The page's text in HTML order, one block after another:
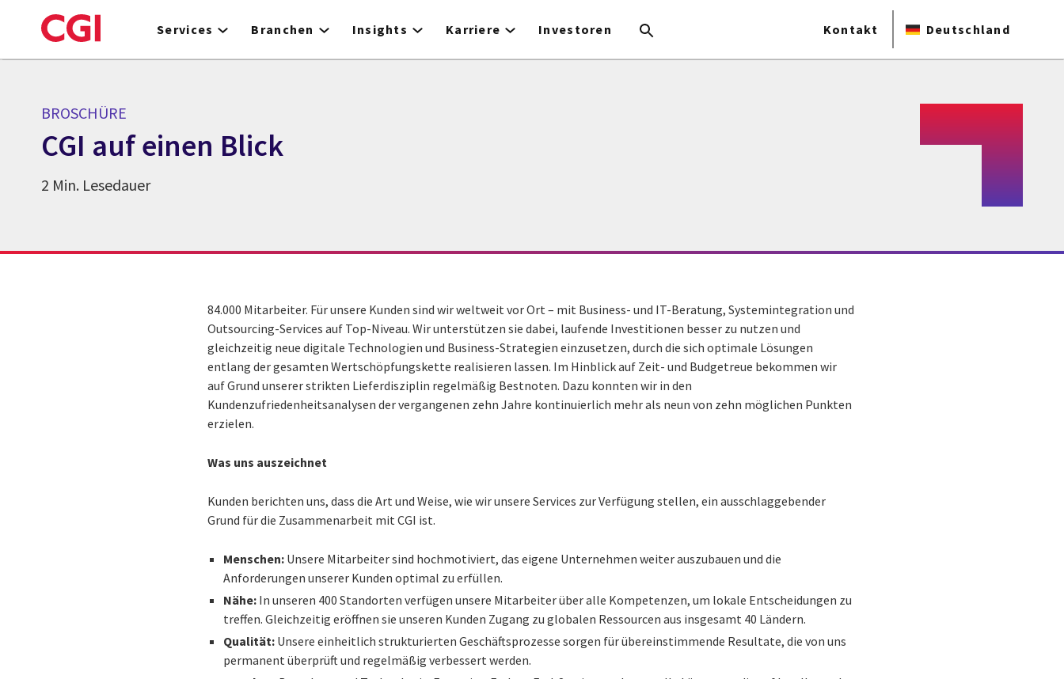
to
Services Branchen Insights Karriere Investoren Kontakt Deutschland
BROSCHÜRE
CGI auf einen Blick
2 Min. Lesedauer
84.000 Mitarbeiter. Für unsere Kunden sind wir weltweit vor Ort – mit Business- und IT-Beratung, Systemintegration und
Outsourcing-Services auf Top-Niveau. Wir unterstützen sie dabei, laufende Investitionen besser zu nutzen und
gleichzeitig neue digitale Technologien und Business-Strategien einzusetzen, durch die sich optimale Lösungen
entlang der gesamten Wertschöpfungskette realisieren lassen. Im Hinblick auf Zeit- und Budgetreue bekommen wir
auf Grund unserer strikten Lieferdisziplin regelmäßig Bestnoten. Dazu konnten wir in den
Kundenzufriedenheitsanalysen der vergangenen zehn Jahre kontinuierlich mehr als neun von zehn möglichen Punkten
erzielen.
Was uns auszeichnet
Kunden berichten uns, dass die Art und Weise, wie wir unsere Services zur Verfügung stellen, ein ausschlaggebender
Grund für die Zusammenarbeit mit CGI ist.
Menschen: Unsere Mitarbeiter sind hochmotiviert, das eigene Unternehmen weiter auszubauen und die
Anforderungen unserer Kunden optimal zu erfüllen.
Nähe: In unseren 400 Standorten verfügen unsere Mitarbeiter über alle Kompetenzen, um lokale Entscheidungen zu
treffen. Gleichzeitig eröffnen sie unseren Kunden Zugang zu globalen Ressourcen aus insgesamt 40 Ländern.
Qualität: Unsere einheitlich strukturierten Geschäftsprozesse sorgen für übereinstimmende Resultate, die von uns
permanent überprüft und regelmäßig verbessert werden.